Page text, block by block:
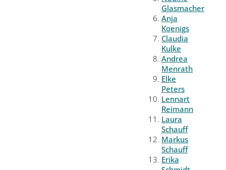
Glasmacher
Anja
Koenigs
Claudia
Kulke
Andrea
Menrath
Elke
Peters
Lennart
Reimann
Laura
Schauff
Markus
Schauff
Erika